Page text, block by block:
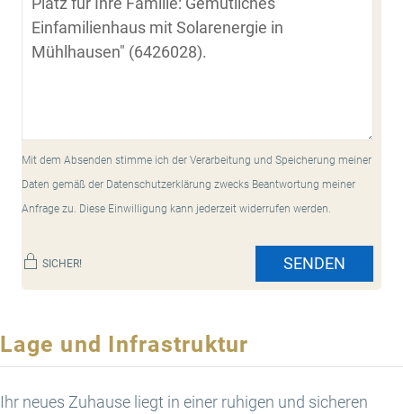
Mit dem Absenden stimme ich der Verarbeitung und Speicherung meiner
Daten gemäß der Datenschutzerklärung zwecks Beantwortung meiner
Anfrage zu. Diese Einwilligung kann jederzeit widerrufen werden.
SICHER! SENDEN
Lage und Infrastruktur
Ihr neues Zuhause liegt in einer ruhigen und sicheren